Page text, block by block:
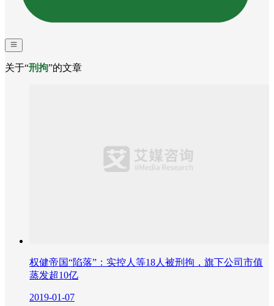
关于“刑拘”的文章
权健帝国“陷落”：实控人等18人被刑拘，旗下公司市值
蒸发超10亿
2019-01-07